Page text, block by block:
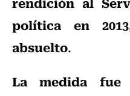
política en
absuelto.
La medida